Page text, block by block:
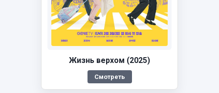
Жизнь верхом (2025)
Смотреть